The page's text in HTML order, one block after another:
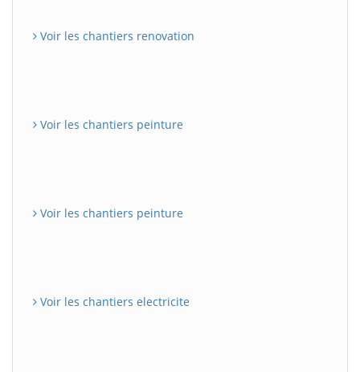
Voir les chantiers renovation
Voir les chantiers peinture
Voir les chantiers peinture
Voir les chantiers electricite